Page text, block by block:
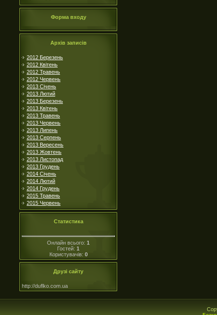
Форма входу
Архів записів
2012 Березень
2012 Квітень
2012 Травень
2012 Червень
2013 Січень
2013 Лютий
2013 Березень
2013 Квітень
2013 Травень
2013 Червень
2013 Липень
2013 Серпень
2013 Вересень
2013 Жовтень
2013 Листопад
2013 Грудень
2014 Січень
2014 Лютий
2014 Грудень
2015 Травень
2015 Червень
Статистика
Онлайн всього: 1
Гостей: 1
Користувачів: 0
Друзі сайту
http://duflko.com.ua